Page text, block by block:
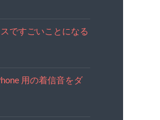
ですごいことになる
用の着信音をダ